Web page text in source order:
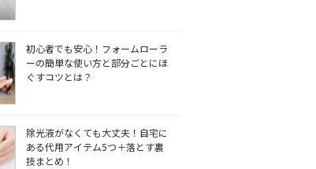
初心者でも安心！フォームローラ
ーの簡単な使い方と部分ごとにほ
ぐすコツとは？
除光液がなくても大丈夫！自宅に
ある代用アイテム5つ＋落とす裏
技まとめ！